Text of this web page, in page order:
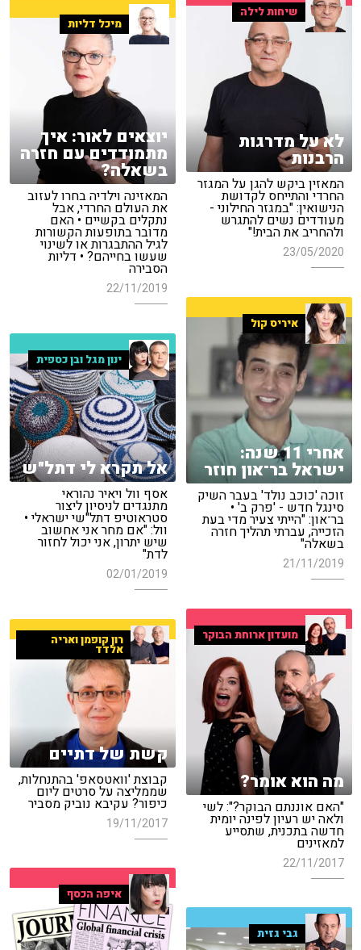
שיחות לילה
לא על מדרגות
הרבנות
המאזין ביקש להגן על המגזר
החרדי והתייחס לקדושת
הנישואין: "במגזר החילוני -
מעודדים נשים להתגרש
ולהחריב את הבית!"
23/05/2020
מיכל דליות
יוצאים לאור: איך
מתמודדים עם חזרה
בשאלה?
המאזינה וילדיה בחרו לעזוב
את העולם החרדי, אבל
נתקלים בקשיים • האם
מדובר בתופעות הקשורות
לגיל ההתבגרות או לשינוי
שעשו בחייהם? • דליות
הסבירה
22/11/2019
איריס קול
אחרי 11 שנה:
ישראל בר־און חוזר
זוכה 'כוכב נולד' בעבר השיק
סינגל חדש - 'פרק ב' •
בר־און: "הייתי צעיר מדי בעת
הזכייה, עברתי תהליך חזרה
בשאלה"
21/11/2019
ינון מגל ובן כספית
אל תקרא לי דתל"ש
אסף וול ויאיר נהוראי
מתנגדים לניסיון ליצור
סטראוטיפ דתל"שי ישראלי •
וול: "אם מחר אני אחשוב
שיש יתרון, אני יכול לחזור
לדת"
02/01/2019
מועדון ארוחת הבוקר
מה הוא אומר?
"האם אוננתם הבוקר?": לשי
ולאה יש רעיון לפינה יומית
חדשה בתכנית, שתסייע
למאזינים
22/11/2017
רון קופמן ואריה
אלדד
קשת של דתיים
קבוצת 'וואטסאפ' בהתנחלות,
שממליצה על סרטים ליום
כיפור? עקיבא נוביק מסביר
19/11/2017
איפה הכסף
גבי גזית